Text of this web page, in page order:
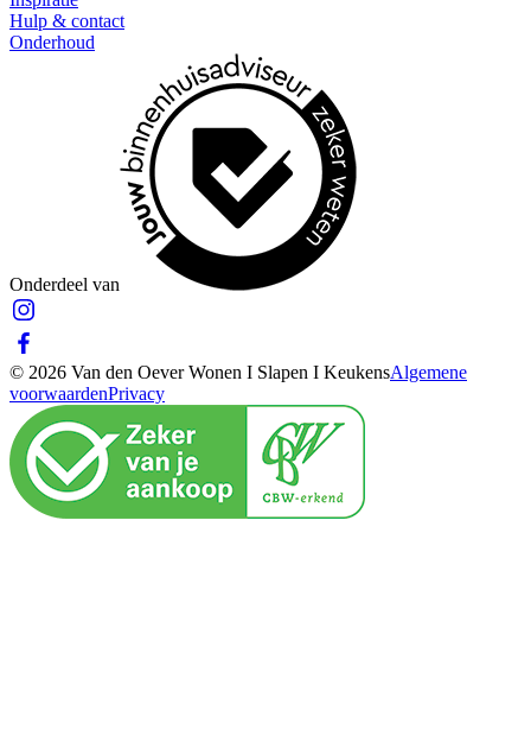
Hulp & contact
Onderhoud
Onderdeel van
© 2026 Van den Oever Wonen I Slapen I KeukensAlgemene
voorwaardenPrivacy